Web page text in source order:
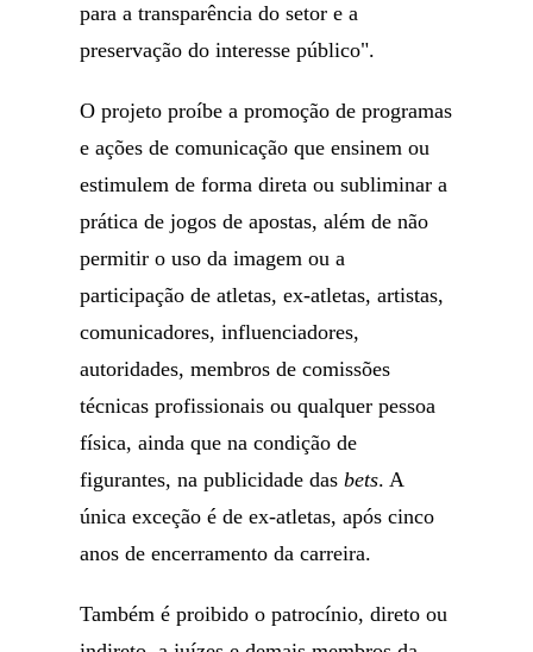
para a transparência do setor e a
preservação do interesse público".
O projeto proíbe a promoção de programas
e ações de comunicação que ensinem ou
estimulem de forma direta ou subliminar a
prática de jogos de apostas, além de não
permitir o uso da imagem ou a
participação de atletas, ex-atletas, artistas,
comunicadores, influenciadores,
autoridades, membros de comissões
técnicas profissionais ou qualquer pessoa
física, ainda que na condição de
figurantes, na publicidade dasbets. A
única exceção é de ex-atletas, após cinco
anos de encerramento da carreira.
Também é proibido o patrocínio, direto ou